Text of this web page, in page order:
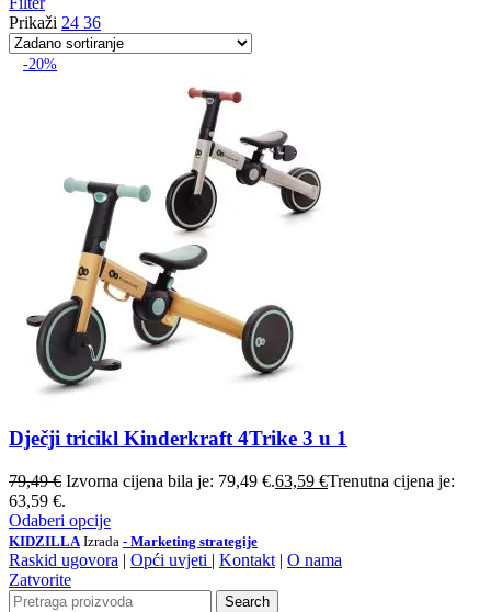
Prikaži 24 36
-20%
Dječji tricikl Kinderkraft 4Trike 3 u 1
79,49€ Izvorna cijena bila je: 79,49 €.63,59 €Trenutna cijena je:
63,59 €.
Odaberi opcije
KIDZILLA Izrada - Marketing strategije
Raskid ugovora | Opći uvjeti | Kontakt | O nama
Zatvorite
Search